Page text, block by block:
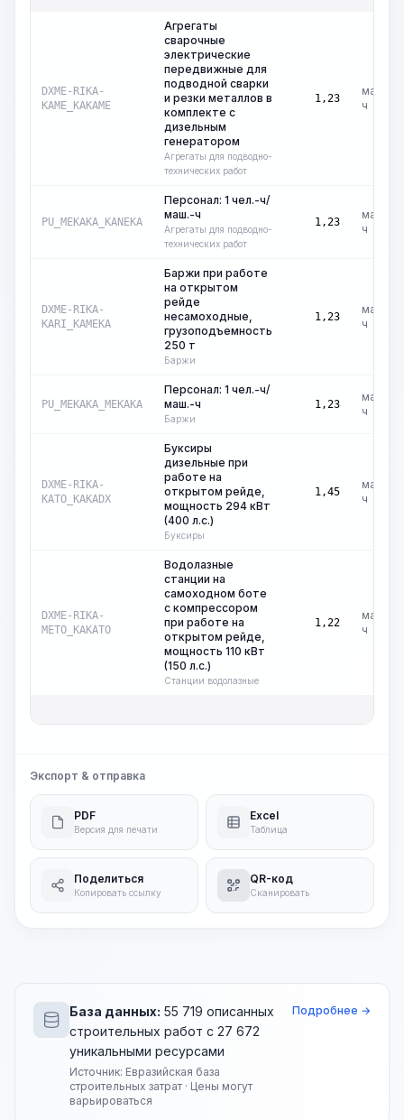
DXME-RIKA-
KAME_KAKAME
Агрегаты
сварочные
электрические
передвижные для
подводной сварки
и резки металлов в
комплекте с
дизельным
генератором
Агрегаты для подводно-
технических работ
1,23
маш.-
ч
PU_MEKAKA_KANEKA
Персонал: 1 чел.-ч/
маш.-ч
Агрегаты для подводно-
технических работ
1,23
маш.-
ч
DXME-RIKA-
KARI_KAMEKA
Баржи при работе
на открытом
рейде
несамоходные,
грузоподъемность
250 т
Баржи
1,23
маш.-
ч
PU_MEKAKA_MEKAKA
Персонал: 1 чел.-ч/
маш.-ч
Баржи
1,23
маш.-
ч
DXME-RIKA-
KATO_KAKADX
Буксиры
дизельные при
работе на
открытом рейде,
мощность 294 кВт
(400 л.с.)
Буксиры
1,45
маш.-
ч
DXME-RIKA-
METO_KAKATO
Водолазные
станции на
самоходном боте
с компрессором
при работе на
открытом рейде,
мощность 110 кВт
(150 л.с.)
Станции водолазные
1,22
маш.-
ч
Экспорт & отправка
PDF
Версия для печати
Excel
Таблица
Поделиться
Копировать ссылку
QR-код
Сканировать
База данных: 55 719 описанных
строительных работ с 27 672
уникальными ресурсами
Источник: Евразийская база
строительных затрат · Цены могут
варьироваться
Подробнее →